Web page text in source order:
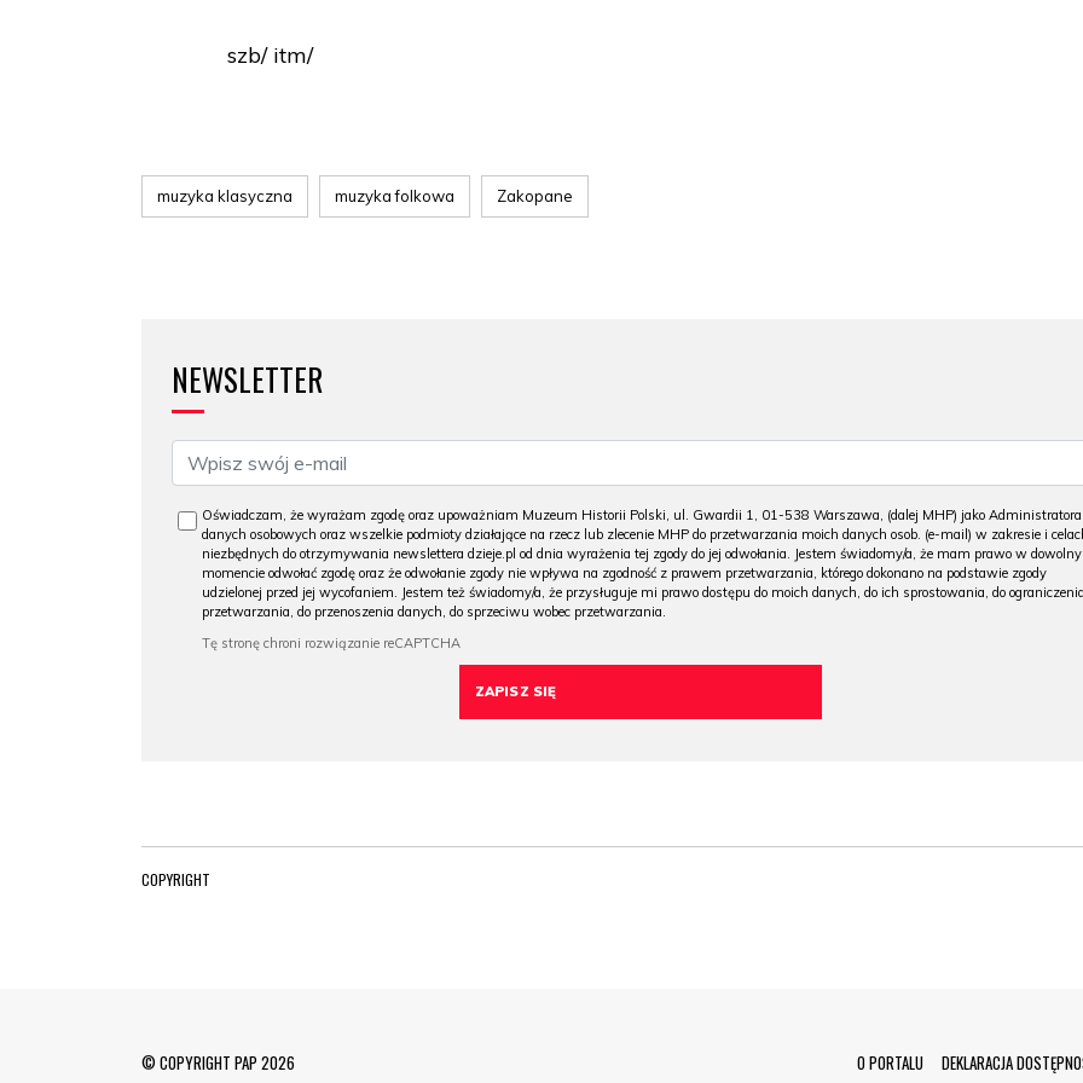
szb/ itm/
muzyka klasyczna muzyka folkowa Zakopane
NEWSLETTER
Oświadczam, że wyrażam zgodę oraz upoważniam Muzeum Historii Polski, ul. Gwardii 1, 01-538 Warszawa, (dalej MHP) jako Administratora
danych osobowych oraz wszelkie podmioty działające na rzecz lub zlecenie MHP do przetwarzania moich danych osob. (e-mail) w zakresie i
niezbędnych do otrzymywania newslettera dzieje.pl od dnia wyrażenia tej zgody do jej odwołania. Jestem świadomy/a, że mam prawo w
momencie odwołać zgodę oraz że odwołanie zgody nie wpływa na zgodność z prawem przetwarzania, którego dokonano na podstawie zgody
udzielonej przed jej wycofaniem. Jestem też świadomy/a, że przysługuje mi prawo dostępu do moich danych, do ich sprostowania, do
przetwarzania, do przenoszenia danych, do sprzeciwu wobec przetwarzania.
COPYRIGHT
© COPYRIGHT PAP 2026 Menu Footer
O PORTALU DEKLARACJA